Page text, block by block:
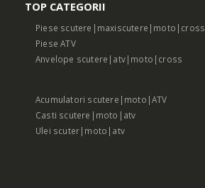
TOP CATEGORII
Piese scutere|maxiscutere|moto|cross
Piese ATV
Anvelope scutere|atv|moto|cross
Acumulatori scutere|moto|ATV
Casti scutere|moto|atv
Ulei scuter|moto|atv